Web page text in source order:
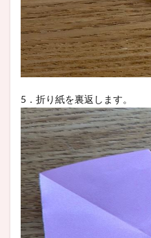
5．折り紙を裏返します。